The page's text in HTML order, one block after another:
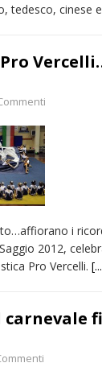
tedesco, cinese
i
2012,
Pro Vercelli.
carnevale